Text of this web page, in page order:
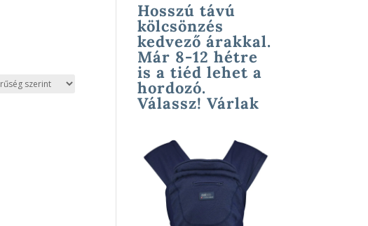
Hosszú távú
kölcsönzés
kedvező árakkal.
Már 8-12 hétre
is a tiéd lehet a
hordozó.
Válassz! Várlak